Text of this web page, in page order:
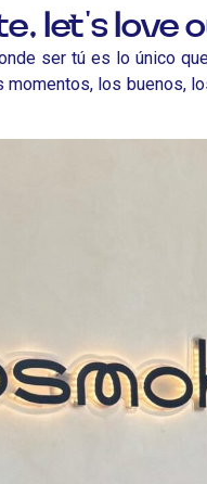
let's love
ser tú es lo único
los buenos,